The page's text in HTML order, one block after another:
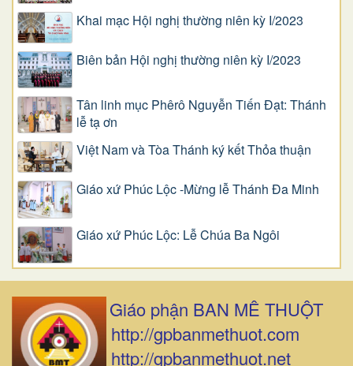
Khai mạc Hội nghị thường niên kỳ I/2023
Biên bản Hội nghị thường niên kỳ I/2023
Tân linh mục Phêrô Nguyễn Tiến Đạt: Thánh
lễ tạ ơn
Việt Nam và Tòa Thánh ký kết Thỏa thuận
Giáo xứ Phúc Lộc -Mừng lễ Thánh Đa Minh
Giáo xứ Phúc Lộc: Lễ Chúa Ba Ngôi
Giáo phận BAN MÊ THUỘT
http://gpbanmethuot.com
http://gpbanmethuot.net